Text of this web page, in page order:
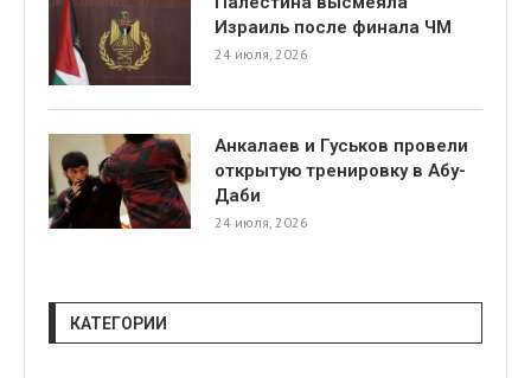
Израиль после финала ЧМ
24 июля, 2026
Анкалаев и Гуськов провели
открытую тренировку в Абу-
Даби
24 июля, 2026
КАТЕГОРИИ